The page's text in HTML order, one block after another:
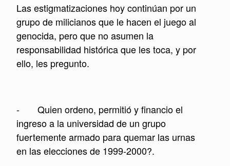
Las estigmatizaciones hoy continúan por un
grupo de milicianos que le hacen el juego al
genocida, pero que no asumen la
responsabilidad histórica que les toca, y por
ello, les pregunto.
- Quien ordeno, permitió y financio el
ingreso a la universidad de un grupo
fuertemente armado para quemar las urnas
en las elecciones de 1999-2000?.